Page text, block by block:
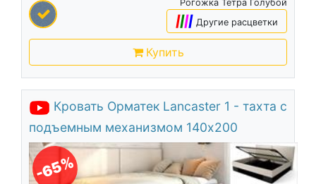
Рогожка Тетра Голубой
|||| Другие расцветки
Купить
Кровать Орматек Lancaster 1 - тахта с
подъемным механизмом 140х200
-65%